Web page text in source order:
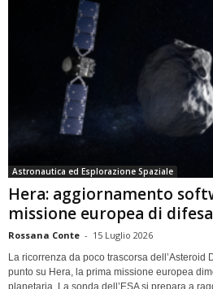
Astronautica ed Esplorazione Spaziale
Hera: aggiornamento
missione europea di
Rossana Conte - 15 Luglio 2026
La ricorrenza da poco trascorsa dell’Asteroid
punto su Hera, la prima missione europea